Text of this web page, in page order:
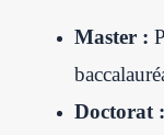
Master :
Doctorat :